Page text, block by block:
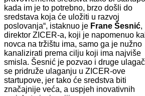
kada im je to potrebno, brzo došli do
sredstava koja će uložiti u razvoj
poslovanja“, istaknuo je Frane Šesnić,
direktor ZICER-a, koji je napomenuo
novca na tržištu ima, samo ga je nužno
kanalizirati prema cilju koji ima najviše
smisla. Šesnić je pozvao i druge
se pridruže ulaganju u ZICER-ove
startupove, jer tako će sredstva biti
značajnije veća, a uspjeh inovativnih